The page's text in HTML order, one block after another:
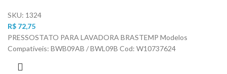
SKU: 1324
R$ 72,75
PRESSOSTATO PARA LAVADORA BRASTEMP Modelos
Compatíveis: BWB09AB / BWL09B Cod: W10737624